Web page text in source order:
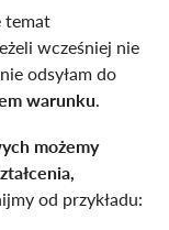
temat
wcześniej nie
odsyłam do
warunku.
możemy
od przykładu: